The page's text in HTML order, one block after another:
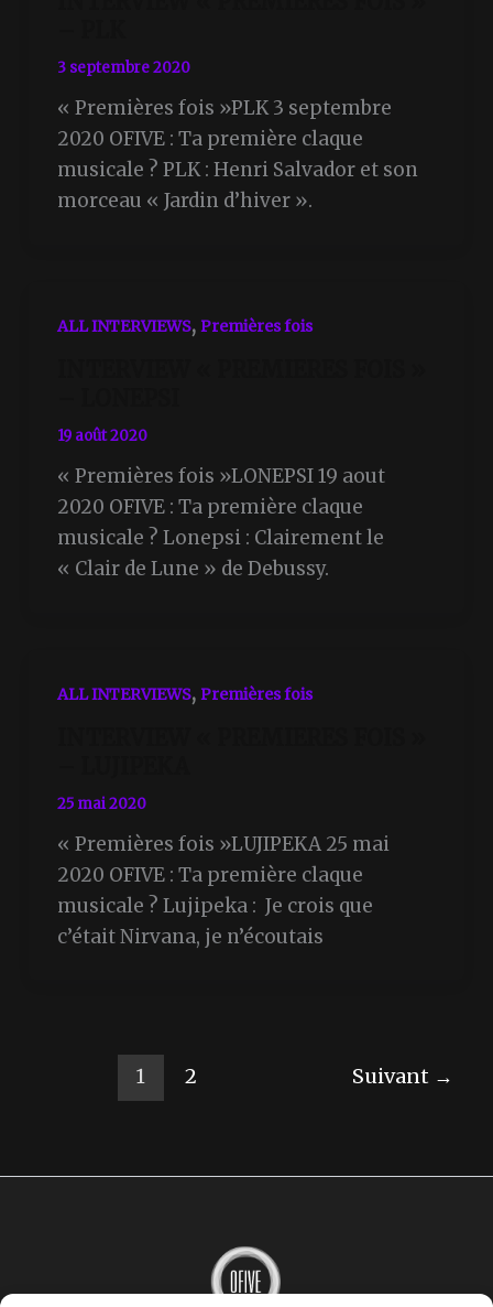
3 septembre 2020
« Premières fois »PLK 3 septembre
2020 OFIVE : Ta première claque
musicale ? PLK : Henri Salvador et son
morceau « Jardin d’hiver ».
ALL INTERVIEWS, Premières fois
19 août 2020
« Premières fois »LONEPSI 19 aout
2020 OFIVE : Ta première claque
musicale ? Lonepsi : Clairement le
« Clair de Lune » de Debussy.
ALL INTERVIEWS, Premières fois
25 mai 2020
« Premières fois »LUJIPEKA 25 mai
2020 OFIVE : Ta première claque
musicale ? Lujipeka : Je crois que
c’était Nirvana, je n’écoutais
1 2 Suivant →